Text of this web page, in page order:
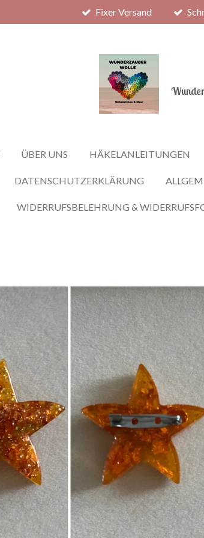
Fixer Versand
ÜBER UNS HÄKELANLEITUNGEN
DATENSCHUTZERKLÄRUNG
WIDERRUFSBELEHRUNG &